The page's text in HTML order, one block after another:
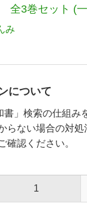
全3巻セット (
み
について
」検索の仕組み
らない場合の対処
確認ください。
1